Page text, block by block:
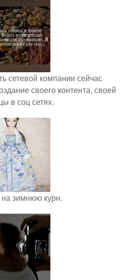
сетевой компании сейчас
своего контента, своей
в соц сетях.
зимнюю курн.